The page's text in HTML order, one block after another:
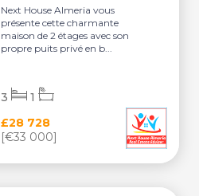
Next House Almeria vous
présente cette charmante
maison de 2 étages avec son
propre puits privé en b...
£28 728
[€33 000]
3 1